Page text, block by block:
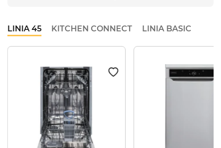
LINIA 45 KITCHEN CONNECT LINIA BASIC